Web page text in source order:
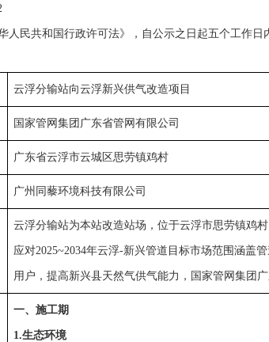
人民共和国行政许可法》，自公示之日起五个工作
云浮分输站向云浮新兴供气改造项目
国家管网集团广东省管网有限公司
广东省云浮市云城区思劳镇鸡村
广州同藜环境科技有限公司
云浮分输站为本站改造站场，位于云浮市思劳镇鸡
应对2025~2034年云浮-新兴管道目标市场范围涵盖
用户，提高新兴县天然气供气能力，国家管网集团
一、 施工期
1.生态环境